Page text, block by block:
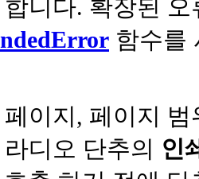
니다. 확장된
함수를
이지, 페이지
디오 단추의 인